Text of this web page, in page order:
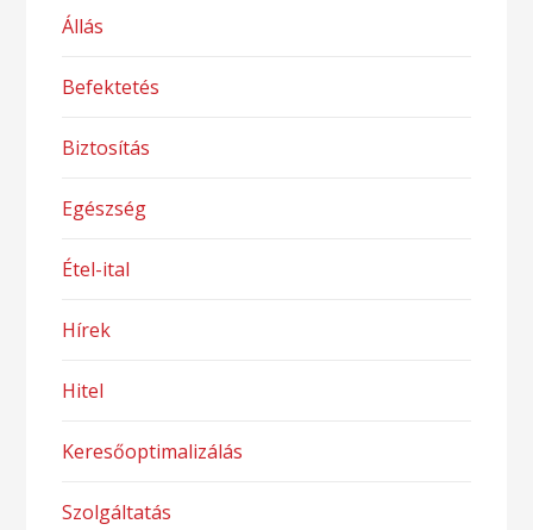
Állás
Befektetés
Biztosítás
Egészség
Étel-ital
Hírek
Hitel
Keresőoptimalizálás
Szolgáltatás